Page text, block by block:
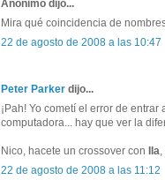
Anónimo dijo...
Mira qué coincidencia de
22 de agosto de 2008 a las 10:47
Peter Parker dijo...
¡Pah! Yo cometí el error de entrar
computadora... hay que ver la
Nico, hacete un crossover con Ila
22 de agosto de 2008 a las 11:12